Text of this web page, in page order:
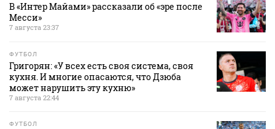
В «Интер Майами» рассказали об «эре после
Месси»
7 августа 23:37
ФУТБОЛ
Григорян: «У всех есть своя система, своя
кухня. И многие опасаются, что Дзюба
может нарушить эту кухню»
7 августа 22:44
ФУТБОЛ